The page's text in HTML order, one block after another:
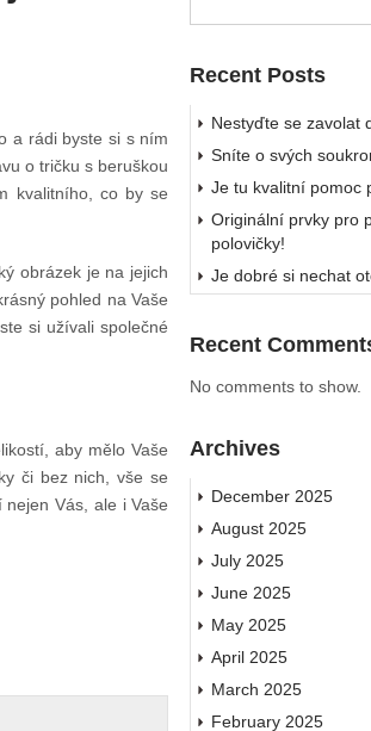
a rádi byste si s ním
o tričku s beruškou
kvalitního, co by se
obrázek je na jejich
pohled na Vaše
si užívali společné
aby mělo Vaše
či bez nich, vše se
Vás, ale i Vaše
Recent Posts
Nestyďte se zavolat
Sníte o svých
Je tu kvalitní pomoc
Originální prvky pro
polovičky!
Je dobré si nechat
Recent
No comments to show.
Archives
December 2025
August 2025
July 2025
June 2025
May 2025
April 2025
March 2025
February 2025